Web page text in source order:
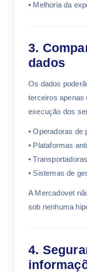
• Melhoria da
3.
dados
Os dados
terceiros apenas
execução dos
• Operadoras de
• Plataformas
•
• Sistemas de
A Mercadovet
sob nenhuma
4.